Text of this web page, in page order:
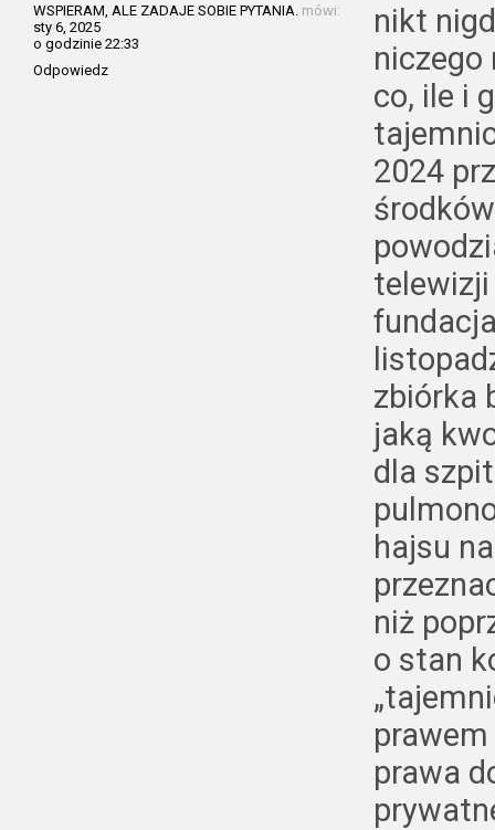
WSPIERAM, ALE ZADAJE SOBIE PYTANIA. mówi:
sty 6, 2025
o godzinie 22:33
Odpowiedz
nikt
niczego
co, ile i
2024
telewizji
zbiórka
jaką
dla
hajsu
niż
o stan
prawa